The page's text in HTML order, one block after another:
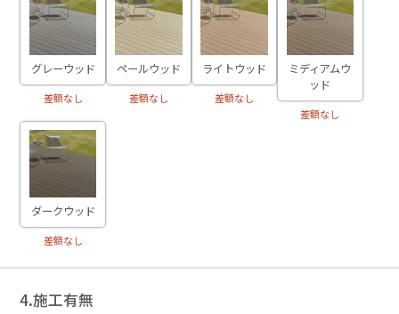
グレーウッド
差額なし
ペールウッド
差額なし
ライトウッド
差額なし
ミディアムウ
ッド
差額なし
ダークウッド
差額なし
4.施工有無